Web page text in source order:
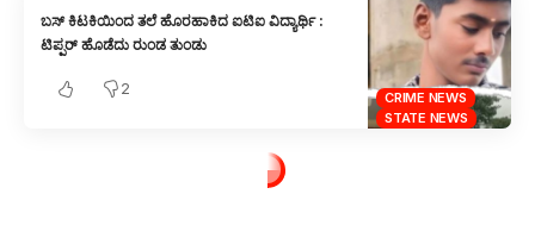
CRIME NEWS
STATE NEWS
ಬಸ್ ಕಿಟಕಿಯಿಂದ ತಲೆ ಹೊರಹಾಕಿದ ಐಟಿಐ ವಿದ್ಯಾರ್ಥಿ :
ಟಿಪ್ಪರ್ ಹೊಡೆದು ರುಂಡ ತುಂಡು
2